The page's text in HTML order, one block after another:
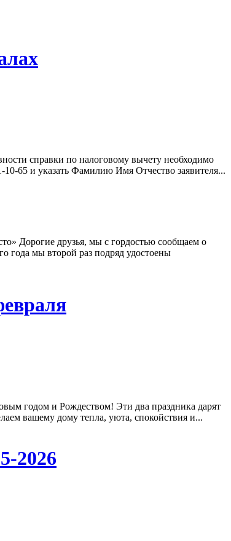
справки по налоговому вычету необходимо
10-65 и указать Фамилию Имя Отчество заявителя...
Дорогие друзья, мы с гордостью сообщаем о
мы второй раз подряд удостоены
годом и Рождеством! Эти два праздника дарят
вашему дому тепла, уюта, спокойствия и...
2026